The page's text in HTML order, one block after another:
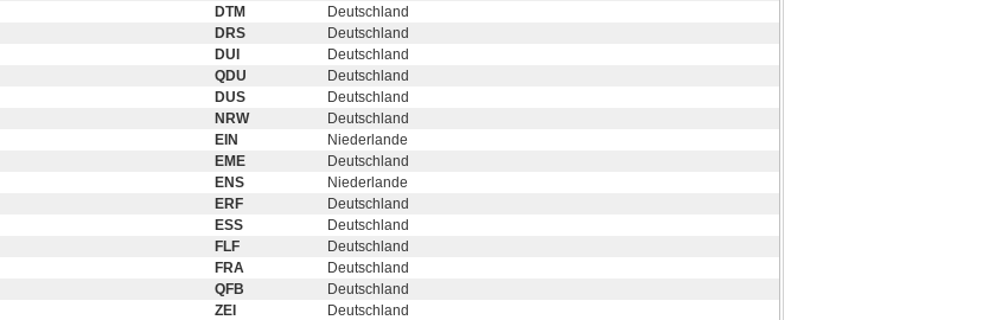
DTM
Deutschland
DRS
Deutschland
DUI
Deutschland
QDU
Deutschland
DUS
Deutschland
NRW
Deutschland
EIN
Niederlande
EME
Deutschland
ENS
Niederlande
ERF
Deutschland
ESS
Deutschland
FLF
Deutschland
FRA
Deutschland
QFB
Deutschland
ZEI
Deutschland